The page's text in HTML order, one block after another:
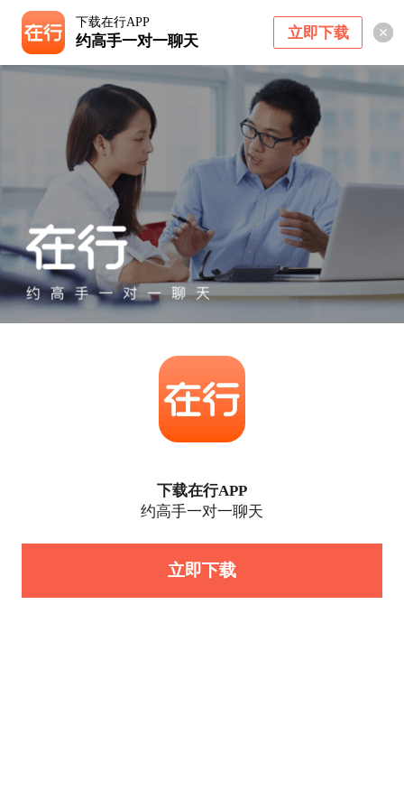
下载在行APP
约高手一对一聊天 立即下载
下载在行APP
约高手一对一聊天
立即下载